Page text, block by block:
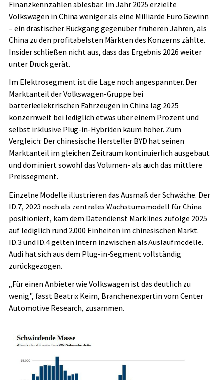
Finanzkennzahlen ablesbar. Im Jahr 2025 erzielte
Volkswagen in China weniger als eine Milliarde Euro Gewinn
– ein drastischer Rückgang gegenüber früheren Jahren, als
China zu den profitabelsten Märkten des Konzerns zählte.
Insider schließen nicht aus, dass das Ergebnis 2026 weiter
unter Druck gerät.
Im Elektrosegment ist die Lage noch angespannter. Der
Marktanteil der Volkswagen-Gruppe bei
batterieelektrischen Fahrzeugen in China lag 2025
konzernweit bei lediglich etwas über einem Prozent und
selbst inklusive Plug-in-Hybriden kaum höher. Zum
Vergleich: Der chinesische Hersteller BYD hat seinen
Marktanteil im gleichen Zeitraum kontinuierlich ausgebaut
und dominiert sowohl das Volumen- als auch das mittlere
Preissegment.
Einzelne Modelle illustrieren das Ausmaß der Schwäche. Der
ID.7, 2023 noch als zentrales Wachstumsmodell für China
positioniert, kam dem Datendienst Marklines zufolge 2025
auf lediglich rund 2.000 Einheiten im chinesischen Markt.
ID.3 und ID.4 gelten intern inzwischen als Auslaufmodelle.
Audi hat sich aus dem Plug-in-Segment vollständig
zurückgezogen.
„Für einen Anbieter wie Volkswagen ist das deutlich zu
wenig", fasst Beatrix Keim, Branchenexpertin vom Center
Automotive Research, zusammen.